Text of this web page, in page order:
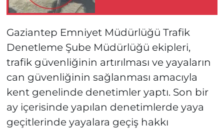
Gaziantep Emniyet Müdürlüğü Trafik
Denetleme Şube Müdürlüğü ekipleri,
trafik güvenliğinin artırılması ve yayaların
can güvenliğinin sağlanması amacıyla
kent genelinde denetimler yaptı. Son bir
ay içerisinde yapılan denetimlerde yaya
geçitlerinde yayalara geçiş hakkı